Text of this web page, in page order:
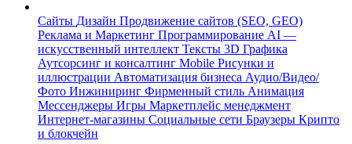
Сайты Дизайн Продвижение сайтов (SEO, GEO)
Реклама и Маркетинг Программирование AI —
искусственный интеллект Тексты 3D Графика
Аутсорсинг и консалтинг Mobile Рисунки и
иллюстрации Автоматизация бизнеса Аудио/Видео/
Фото Инжиниринг Фирменный стиль Анимация
Мессенджеры Игры Маркетплейс менеджмент
Интернет-магазины Социальные сети Браузеры Крипто
и блокчейн